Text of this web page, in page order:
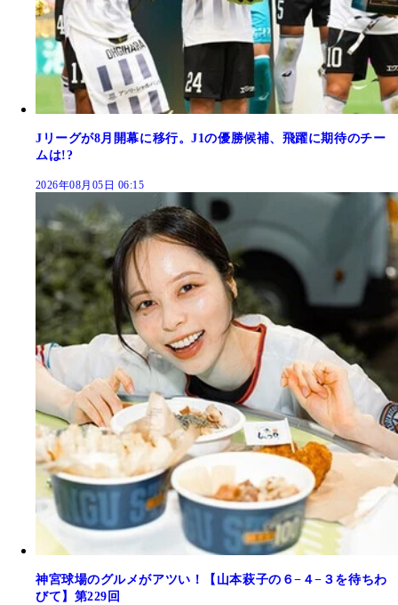
Jリーグが8月開幕に移行。J1の優勝候補、飛躍に期待のチー
ムは!?
2026年08月05日 06:15
神宮球場のグルメがアツい！【山本萩子の６−４−３を待ちわ
びて】第229回